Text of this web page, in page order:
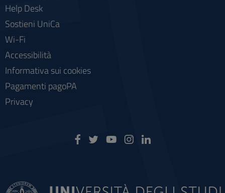
Help Desk
Sostieni UniCa
Wi-Fi
Accessibilità
Informativa sui cookies
Pagamenti pagoPA
Privacy